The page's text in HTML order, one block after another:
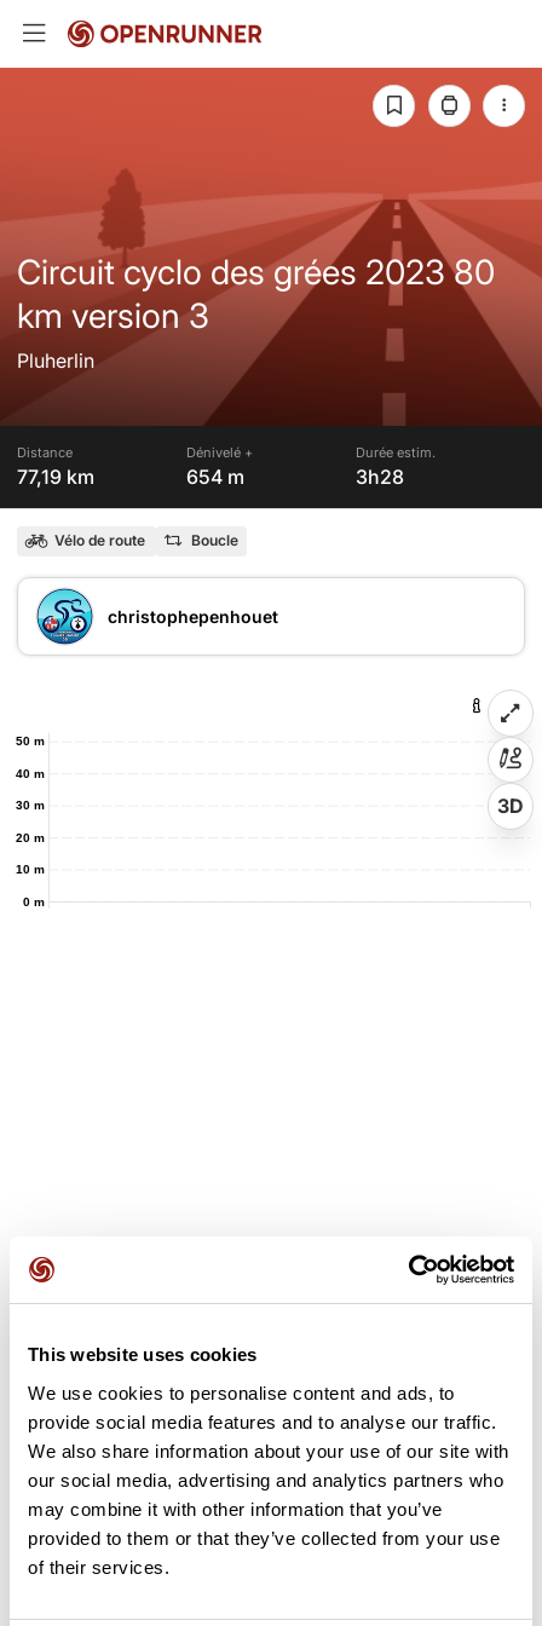
This website uses cookies
We use cookies to personalise content and ads, to
provide social media features and to analyse our traffic.
We also share information about your use of our site with
our social media, advertising and analytics partners who
may combine it with other information that you’ve
provided to them or that they’ve collected from your use
of their services.
Circuit cyclo des grées 2023 80
km version 3
Pluherlin
Distance
77,19 km
Dénivelé +
654 m
Durée estim.
3h28
Vélo de route Boucle
christophepenhouet
0 m
10 m
20 m
30 m
40 m
50 m
3D
Ajouter un avis
Découvrez ce parcours de vélo de 77,2 km à proximité de